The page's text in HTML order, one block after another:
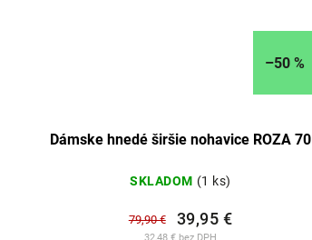
–50 %
Dámske hnedé širšie nohavice ROZA 70
SKLADOM (1 ks)
79,90 € 39,95 €